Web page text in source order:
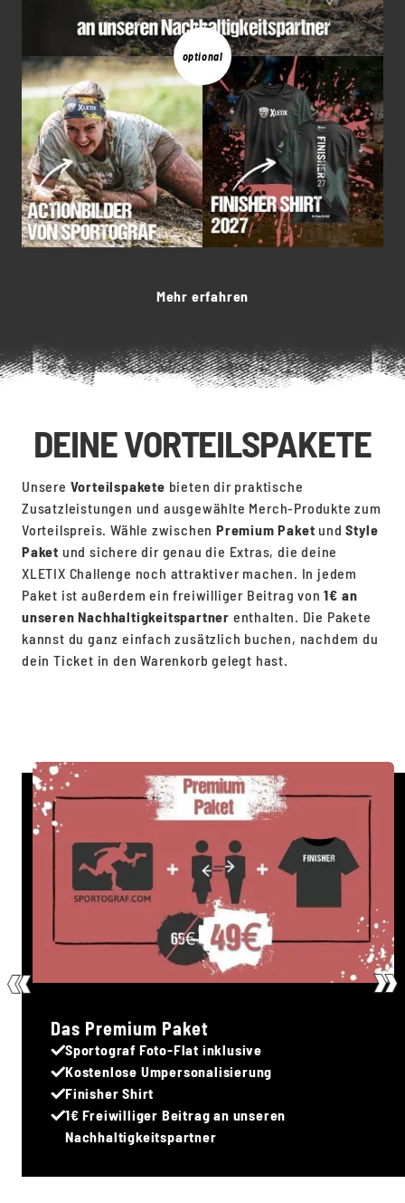
optional
Mehr erfahren
DEINE VORTEILSPAKETE
Unsere Vorteilspakete bieten dir praktische
Zusatzleistungen und ausgewählte Merch-Produkte zum
Vorteilspreis. Wähle zwischenPremiumPaket undStyle
Paket und sichere dir genau die Extras, die deine
XLETIX Challenge noch attraktiver machen. In jedem
Paket ist außerdem ein freiwilliger Beitrag von1€ an
unseren Nachhaltigkeitspartner enthalten. Die Pakete
kannst du ganz einfach zusätzlich buchen, nachdem du
dein Ticket in den Warenkorb gelegt hast.
Das Premium Paket
Sportograf Foto-Flat inklusive
Kostenlose Umpersonalisierung
Finisher Shirt
1€ Freiwilliger Beitrag an unseren
Nachhaltigkeitspartner